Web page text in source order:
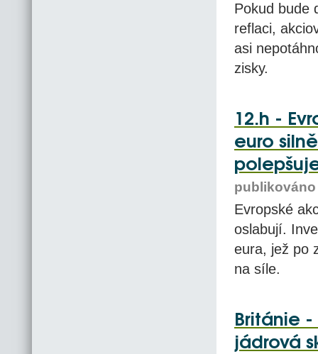
Pokud bude
reflaci,
asi
zisky.
12.h -
euro
publikováno
Evropské
oslabují.
eura, jež po
na síle.
Británie
jádrová